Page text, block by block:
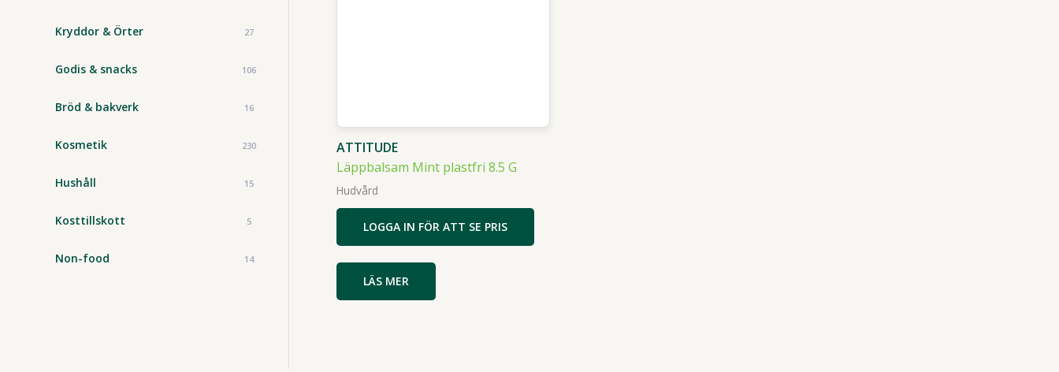
Kryddor & Örter 27
Godis & snacks 106
Bröd & bakverk 16
Kosmetik 230
Hushåll 15
Kosttillskott 5
Non-food 14
ATTITUDE
Läppbalsam Mint plastfri 8.5 G
Hudvård
LOGGA IN FÖR ATT SE PRIS
LÄS MER